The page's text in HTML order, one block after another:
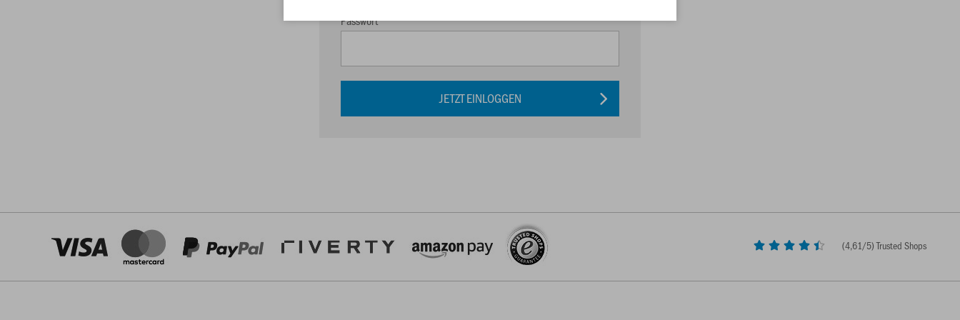
Passwort
JETZT EINLOGGEN
(4,61/5) Trusted Shops